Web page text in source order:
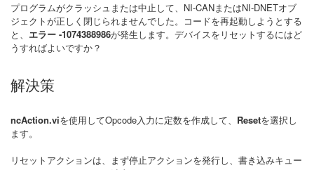
プログラムがクラッシュまたは中止して、NI-CANまたはNI-DNETオブ
ジェクトが正しく閉じられませんでした。コードを再起動しようとする
と、 エラー -1074388986が発生します。デバイスをリセットするにはど
うすればよいですか？
解決策
ncAction.viを使用してOpcode入力に定数を作成して、 Resetを選択し
ます。
リセットアクションは、まず停止アクションを発行し、書き込みキュー